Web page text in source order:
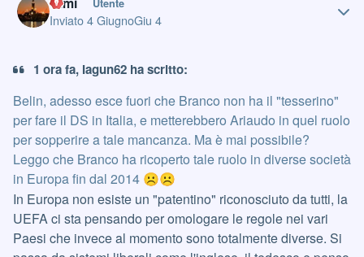
Utente
Inviato4 GiugnoGiu 4
1 ora fa, Iagun62 ha scritto:
Belin, adesso esce fuori che Branco non ha il "tesserino"
per fare il DS in Italia, e metterebbero Ariaudo in quel ruolo
per sopperire a tale mancanza. Ma è mai possibile?
Leggo che Branco ha ricoperto tale ruolo in diverse società
in Europa fin dal 2014 ☹️☹️
In Europa non esiste un "patentino" riconosciuto da tutti, la
UEFA ci sta pensando per omologare le regole nei vari
Paesi che invece al momento sono totalmente diverse. Si